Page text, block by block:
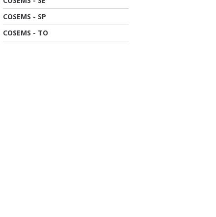
COSEMS - SP
COSEMS - TO